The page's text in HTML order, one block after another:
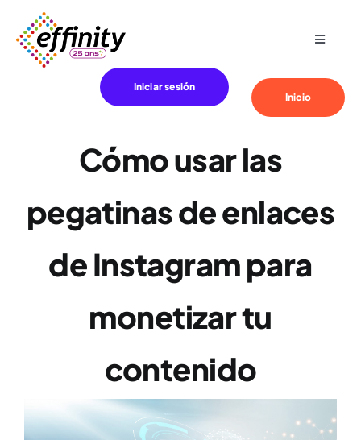
content
Toggle
Especialización
Iniciar sesión
Inicio
Cómo usar las
pegatinas de enlaces
de Instagram para
monetizar tu
contenido